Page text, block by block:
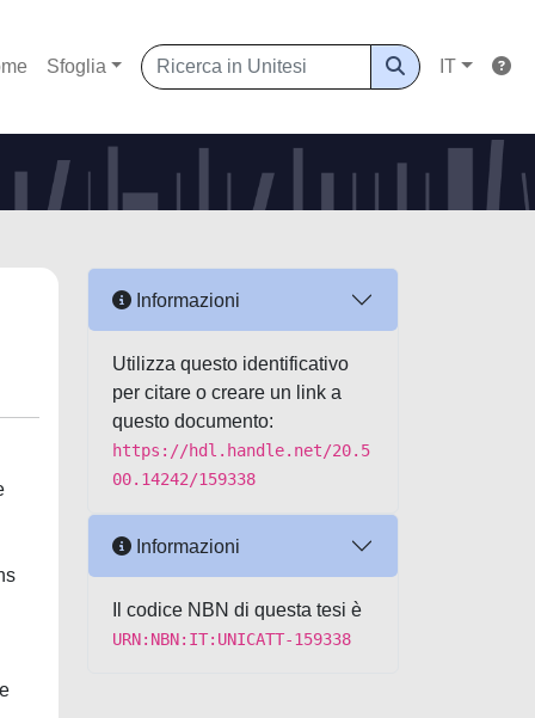
Sfoglia IT
Informazioni
Utilizza questo identificativo
per citare o creare un link a
questo documento:
https://hdl.handle.net/20.5
00.14242/159338
Informazioni
Il codice NBN di questa tesi è
URN:NBN:IT:UNICATT-159338